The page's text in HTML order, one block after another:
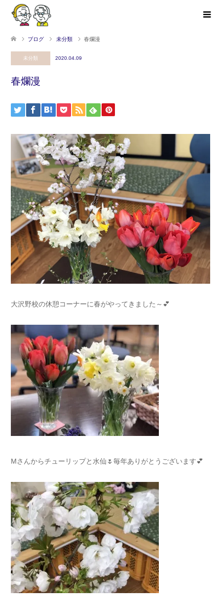
ブログ 未分類 春爛漫
未分類 2020.04.09
春爛漫
大沢野校の休憩コーナーに春がやってきました～💕
Mさんからチューリップと水仙🌷毎年ありがとうございます💕